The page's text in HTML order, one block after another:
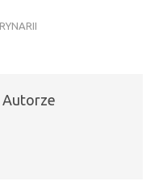
Autorze